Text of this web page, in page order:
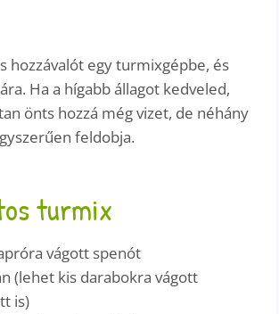
hozzávalót egy turmixgépbe, és
Ha a hígabb állagot kedveled,
önts hozzá még vizet, de néhány
feldobja.
turmix
vágott spenót
(lehet kis darabokra vágott
is)